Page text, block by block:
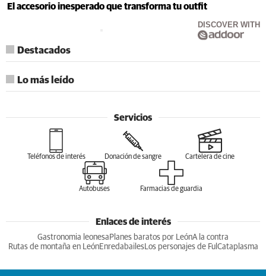
El accesorio inesperado que transforma tu outfit
DISCOVER WITH
Destacados
Lo más leído
Servicios
Teléfonos de interés Donación de sangre Cartelera de cine
Autobuses Farmacias de guardia
Enlaces de interés
Gastronomia leonesa Planes baratos por LeónA la contra
Rutas de montaña en LeónEnredabailesLos personajes de Ful Cataplasma